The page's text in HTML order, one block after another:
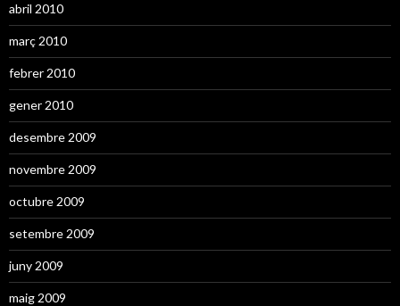
abril 2010
març 2010
febrer 2010
gener 2010
desembre 2009
novembre 2009
octubre 2009
setembre 2009
juny 2009
maig 2009